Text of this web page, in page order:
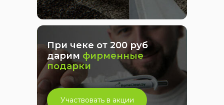
При чеке от 200 руб
дарим фирменные
подарки
Участвовать в акции